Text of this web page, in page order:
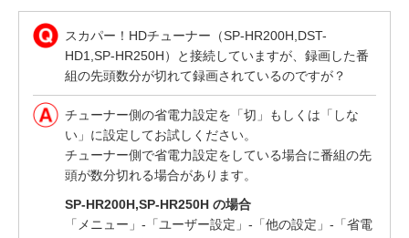
スカパー！HDチューナー（SP-HR200H,DST-
HD1,SP-HR250H）と接続していますが、録画した番
組の先頭数分が切れて録画されているのですが？
チューナー側の省電力設定を「切」もしくは「しな
い」に設定してお試しください。
チューナー側で省電力設定をしている場合に番組の先
頭が数分切れる場合があります。
SP-HR200H,SP-HR250H の場合
「メニュー」-「ユーザー設定」-「他の設定」-「省電